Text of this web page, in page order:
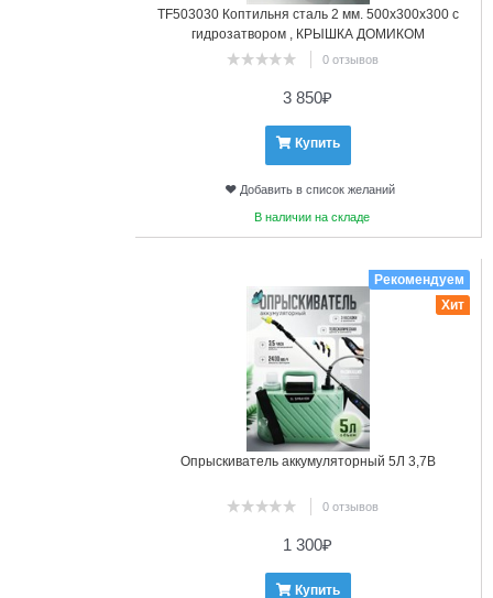
TF503030 Коптильня сталь 2 мм. 500х300х300 с
гидрозатвором , КРЫШКА ДОМИКОМ
0 отзывов
3 850₽
Купить
Добавить в список желаний
В наличии на складе
Опрыскиватель аккумуляторный 5Л 3,7В
0 отзывов
Рекомендуем
Хит
1 300₽
Купить